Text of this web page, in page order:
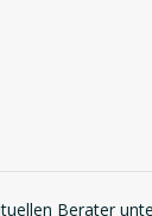
Berater